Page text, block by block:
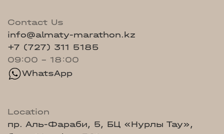
Contact Us
info@almaty-marathon.kz
+7 (727) 311 5185
09:00 - 18:00
WhatsApp
Location
пр. Аль-Фараби, 5, БЦ «Нурлы Тау»,